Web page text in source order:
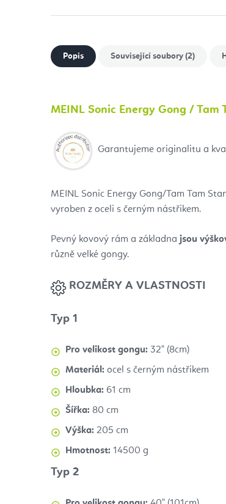
Popis Související soubory (2)
MEINL Sonic Energy Gong /
Garantujeme originalitu a
MEINL Sonic Energy Gong/Tam Tam
vyroben z oceli s černým nástřikem.
Pevný kovový rám a základna jsou
různě velké gongy.
ROZMĚRY A VLASTNOSTI
Typ 1
Pro velikost gongu: 32" (8cm)
Materiál: ocel s černým nástřikem
Hloubka: 61 cm
Šířka: 80 cm
Výška: 205 cm
Hmotnost: 14500 g
Typ 2